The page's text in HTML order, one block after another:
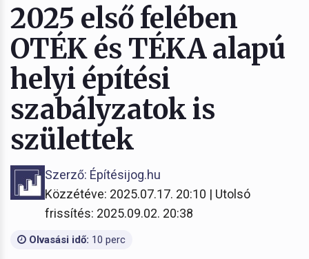
2025 első felében
OTÉK és TÉKA alapú
helyi építési
szabályzatok is
születtek
Szerző: Építésijog.hu
Közzétéve: 2025.07.17. 20:10 | Utolsó
frissítés: 2025.09.02. 20:38
Olvasási idő: 10 perc